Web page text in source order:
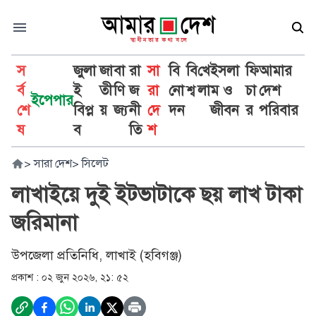
স
র্ব
শে
ষ
ইপেপার
জুলা
ই
বিপ্ল
ব
জা
তী
য়
বা
ণি
জ্য
রা
জ
নী
তি
সা
রা
দে
শ
বি
নো
দন
বি
শ্ব
খে
লা
ইসলা
ম ও
জীবন
ফি
চা
র
আমার
দেশ
পরিবার
> সারা দেশ> সিলেট
লাখাইয়ে দুই ইটভাটাকে ছয় লাখ টাকা
জরিমানা
উপজেলা প্রতিনিধি, লাখাই (হবিগঞ্জ)
প্রকাশ : ০২ জুন ২০২৬, ২১: ৫২